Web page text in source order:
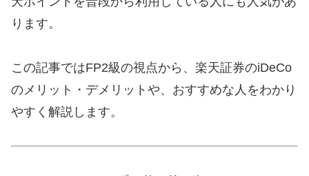
ります。
この記事ではFP2級の視点から、楽天証券のiDeCo
のメリット・デメリットや、おすすめな人をわかり
やすく解説します。